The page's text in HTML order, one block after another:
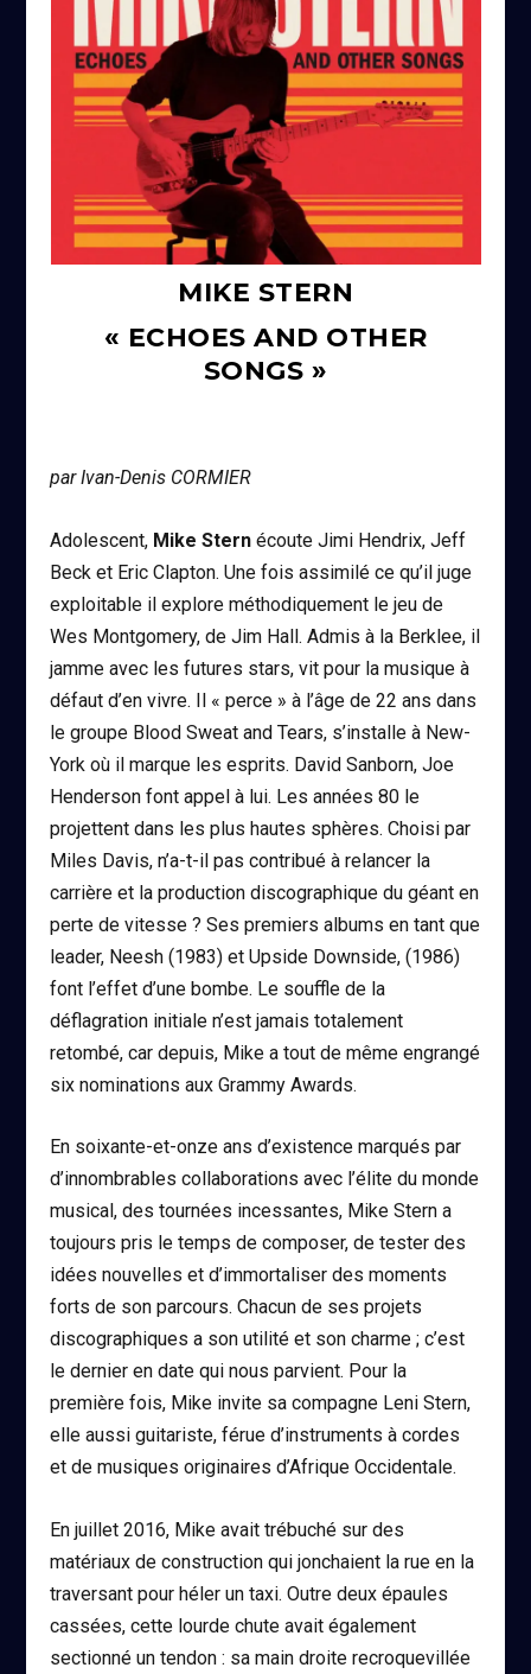
MIKE STERN
« ECHOES AND OTHER
SONGS »
par Ivan-Denis CORMIER
Adolescent, Mike Stern écoute Jimi Hendrix, Jeff
Beck et Eric Clapton. Une fois assimilé ce qu’il juge
exploitable il explore méthodiquement le jeu de
Wes Montgomery, de Jim Hall. Admis à la Berklee, il
jamme avec les futures stars, vit pour la musique à
défaut d’en vivre. Il « perce » à l’âge de 22 ans dans
le groupe Blood Sweat and Tears, s’installe à New-
York où il marque les esprits. David Sanborn, Joe
Henderson font appel à lui. Les années 80 le
projettent dans les plus hautes sphères. Choisi par
Miles Davis, n’a-t-il pas contribué à relancer la
carrière et la production discographique du géant en
perte de vitesse ? Ses premiers albums en tant que
leader, Neesh (1983) etUpside Downside, (1986)
font l’effet d’une bombe. Le souffle de la
déflagration initiale n’est jamais totalement
retombé, car depuis, Mike a tout de même engrangé
six nominations aux Grammy Awards.
En soixante-et-onze ans d’existence marqués par
d’innombrables collaborations avec l’élite du monde
musical, des tournées incessantes, Mike Stern a
toujours pris le temps de composer, de tester des
idées nouvelles et d’immortaliser des moments
forts de son parcours. Chacun de ses projets
discographiques a son utilité et son charme ; c’est
le dernier en date qui nous parvient. Pour la
première fois, Mike invite sa compagne Leni Stern,
elle aussi guitariste, férue d’instruments à cordes
et de musiques originaires d’Afrique Occidentale.
En juillet 2016, Mike avait trébuché sur des
matériaux de construction qui jonchaient la rue en la
traversant pour héler un taxi. Outre deux épaules
cassées, cette lourde chute avait également
sectionné un tendon : sa main droite recroquevillée